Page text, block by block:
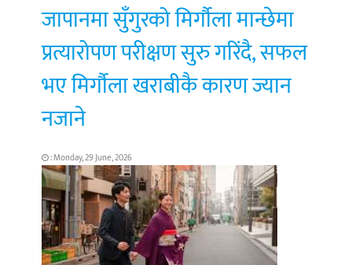
जापानमा सुँगुरको मिर्गौला मान्छेमा
प्रत्यारोपण परीक्षण सुरु गरिंदै, सफल
भए मिर्गौला खराबीकै कारण ज्यान
नजाने
: Monday, 29 June, 2026